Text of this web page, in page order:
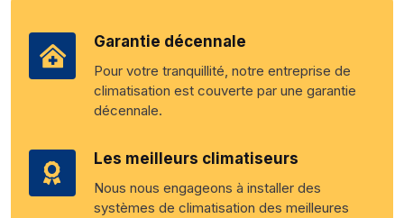
Garantie décennale
Pour votre tranquillité, notre entreprise de
climatisation est couverte par une garantie
décennale.
Les meilleurs climatiseurs
Nous nous engageons à installer des
systèmes de climatisation des meilleures